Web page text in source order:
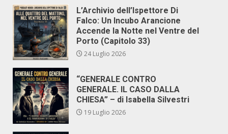
L’Archivio dell’Ispettore Di
Falco: Un Incubo Arancione
Accende la Notte nel Ventre del
Porto (Capitolo 33)
24 Luglio 2026
“GENERALE CONTRO
GENERALE. IL CASO DALLA
CHIESA” – di Isabella Silvestri
19 Luglio 2026